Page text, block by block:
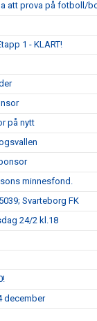
att prova på fotboll/
1 - KLART!
på nytt
minnesfond.
Svarteborg FK
24/2 kl.18
december